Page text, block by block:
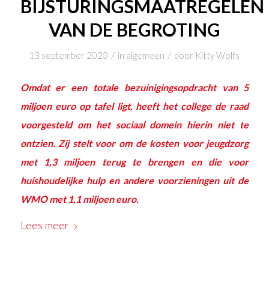
BIJSTURINGSMAATREGELEN
VAN DE BEGROTING
13 september 2020 / in algemeen / door Kitty Wolfs
Omdat er een totale bezuinigingsopdracht van 5
miljoen euro op tafel ligt, heeft het college de raad
voorgesteld om het sociaal domein hierin niet te
ontzien. Zij stelt voor om de kosten voor jeugdzorg
met 1,3 miljoen terug te brengen en die voor
huishoudelijke hulp en andere voorzieningen uit de
WMO met 1,1 miljoen euro.
Lees meer